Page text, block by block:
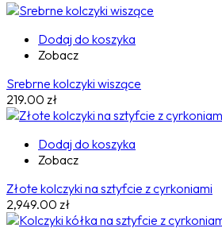
Dodaj do koszyka
Zobacz
Srebrne kolczyki wiszące
219.00 zł
Dodaj do koszyka
Zobacz
Złote kolczyki na sztyfcie z cyrkoniami
2,949.00 zł